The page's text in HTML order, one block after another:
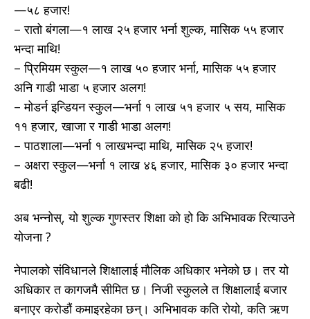
—५८ हजार!
– रातो बंगला—१ लाख २५ हजार भर्ना शुल्क, मासिक ५५ हजार
भन्दा माथि!
– प्रिमियम स्कुल—१ लाख ५० हजार भर्ना, मासिक ५५ हजार
अनि गाडी भाडा ५ हजार अलग!
– मोडर्न इन्डियन स्कुल—भर्ना १ लाख ५१ हजार ५ सय, मासिक
११ हजार, खाजा र गाडी भाडा अलग!
– पाठशाला—भर्ना १ लाखभन्दा माथि, मासिक २५ हजार!
– अक्षरा स्कुल—भर्ना १ लाख ४६ हजार, मासिक ३० हजार भन्दा
बढी!
अब भन्नोस्, यो शुल्क गुणस्तर शिक्षा को हो कि अभिभावक रित्याउने
योजना ?
नेपालको संविधानले शिक्षालाई मौलिक अधिकार भनेको छ। तर यो
अधिकार त कागजमै सीमित छ। निजी स्कुलले त शिक्षालाई बजार
बनाएर करोडौं कमाइरहेका छन्। अभिभावक कति रोयो, कति ऋण